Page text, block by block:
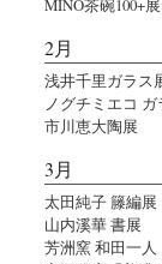
MINO茶碗100+展
2月
浅井千里ガラス
ノグチミエコ
市川恵大陶展
3月
太田純子 籐編展
山内溪華 書展
芳洲窯 和田一人